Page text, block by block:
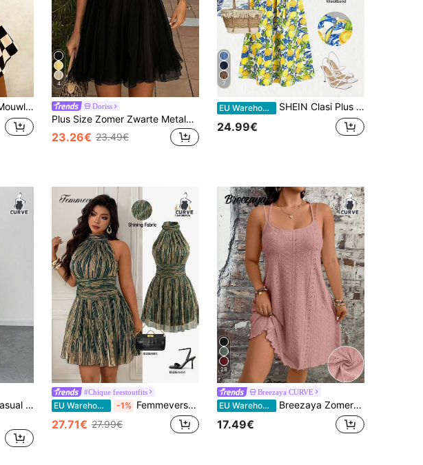
dames in grote maten
4
Doriss
Plus Size Zomer Zwarte Metalen Gesp A-Lijn Spaghetti Bandjes Jurk, Casual Strandstijl, Korte Lengte, Vakantie & Dagelijks Dragen Elegante Feest
23.26€ 23.49€
7
EU Warehouse SHEIN Clasi Plus size damesjurk met allover print, casual feest- en reisjurk
24.99€
korte jurk met print en print.
#Chique feestoutfits
EU Warehouse -1% Femmeverse Plus size damesmode: sexy halterjurk van geplooide satijnen stof in A-lijn model
27.71€ 27.99€
28
Breezaya CURVE
EU Warehouse Breezaya Zomerse casual jacquard slipjurk voor dames met een maatje meer
17.49€